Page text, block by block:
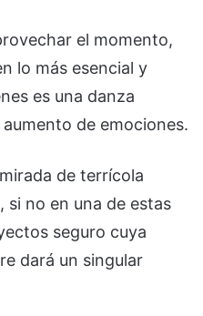
el momento,
lo más esencial y
es una danza
de emociones.
de terrícola
si no en una de estas
seguro cuya
dará un singular